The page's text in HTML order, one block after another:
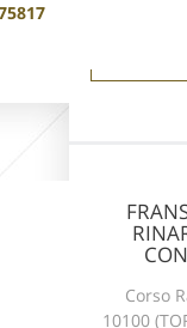
Corso
10100